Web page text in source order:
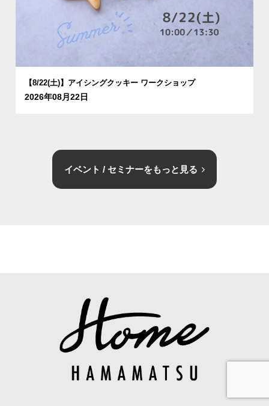
【8/22(土)】アイシングクッキー ワークショップ
2026年08月22日
イベント / セミナーをもっと見る